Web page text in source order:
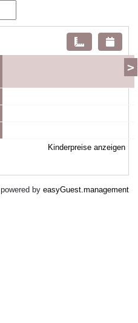
>
Kinderpreise anzeigen
powered by easyGuest.management